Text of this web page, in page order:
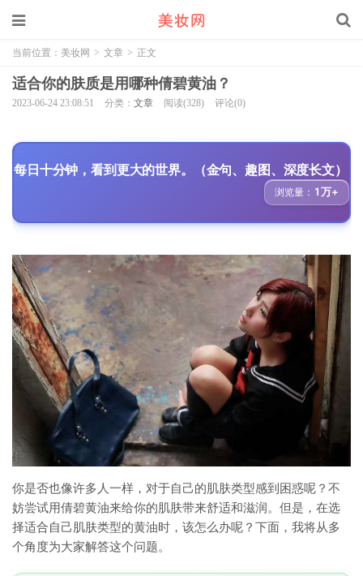
当前位置： 美妆网 > 文章 > 正文
适合你的肤质是用哪种倩碧黄油？
2023-06-24 23:08:51 分类： 文章 阅读(328) 评论(0)
每日十分钟，看到更大的世界。（金句、趣图、深度长文）
浏览量： 1万+
你是否也像许多人一样，对于自己的肌肤类型感到困惑呢？不
妨尝试用倩碧黄油来给你的肌肤带来舒适和滋润。但是，在选
择适合自己肌肤类型的黄油时，该怎么办呢？下面，我将从多
个角度为大家解答这个问题。